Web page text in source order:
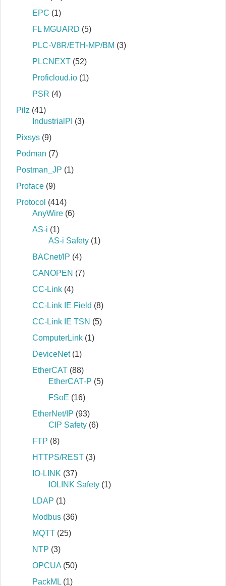
EPC (1)
FL MGUARD (5)
PLC-V8R/ETH-MP/BM (3)
PLCNEXT (52)
Proficloud.io (1)
PSR (4)
Pilz (41)
IndustrialPI (3)
Pixsys (9)
Podman (7)
Postman_JP (1)
Proface (9)
Protocol (414)
AnyWire (6)
AS-i (1)
AS-i Safety (1)
BACnet/IP (4)
CANOPEN (7)
CC-Link (4)
CC-Link IE Field (8)
CC-Link IE TSN (5)
ComputerLink (1)
DeviceNet(1)
EtherCAT (88)
EtherCAT‐P (5)
FSoE (16)
EtherNet/IP (93)
CIP Safety (6)
FTP (8)
HTTPS/REST (3)
IO-LINK (37)
IOLINK Safety (1)
LDAP (1)
Modbus (36)
MQTT (25)
NTP (3)
OPCUA(50)
PackML(1)